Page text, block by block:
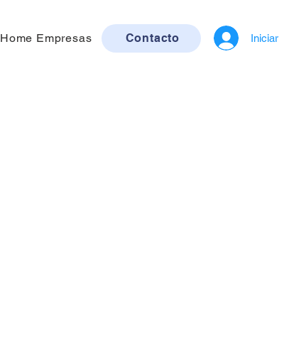
Home Empresas Contacto Iniciar